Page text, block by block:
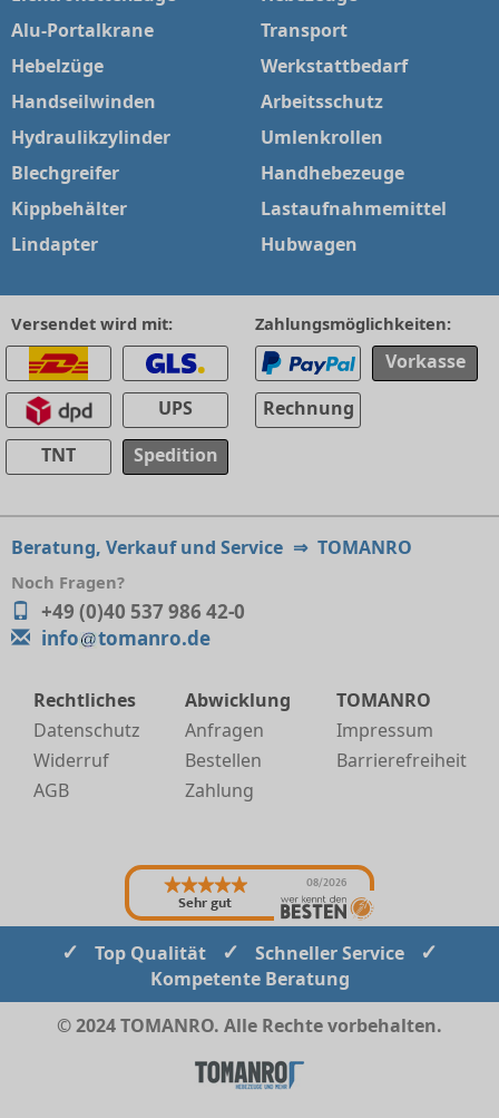
Alu-Portalkrane
Hebelzüge
Handseilwinden
Hydraulikzylinder
Blechgreifer
Kippbehälter
Lindapter
Transport
Werkstattbedarf
Arbeitsschutz
Umlenkrollen
Handhebezeuge
Lastaufnahmemittel
Hubwagen
Versendet wird mit:
UPS
TNT
Spedition
Zahlungsmöglichkeiten:
Vorkasse
Rechnung
Beratung, Verkauf und Service ⇒ TOMANRO
Noch Fragen?
+49 (0)40 537 986 42-0
info
tomanro.de
Rechtliches
Datenschutz
Widerruf
AGB
Abwicklung
Anfragen
Bestellen
Zahlung
TOMANRO
Impressum
Barrierefreiheit
Sehr gut
08/2026
✓ Top Qualität ✓ Schneller Service ✓
Kompetente Beratung
© 2024 TOMANRO. Alle Rechte vorbehalten.